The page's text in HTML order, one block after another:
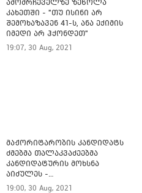
კახეთში - "თუ ისინი არ
შემოხაზავენ 41-ს, ანა ექიმის
იმედი არ ჰქონდეთ"
19:07, 30 Aug, 2021
მაჟორიტარობის კანდიდატს
ძმებმა თალაკვაძეებმა
კანდიდატურის მოხსნა
აიძულეს -
"საქართველოსთვის"
19:00, 30 Aug, 2021